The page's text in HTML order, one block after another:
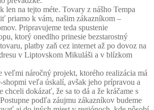
na tejto méte. Tovary z nášho Tempa
priamo k vám, našim zákazníkom –
Pripravujeme teda spustenie
ktorý onedlho prinesie bezstarostný
platby zaň cez internet až po dovoz na
v Liptovskom Mikuláši a v blízkom
náročný projekt, ktorého realizácia má
veľa úskalí, avšak jeho prípravou a
chceli dokázať, že sa to dá a že kráčame s
podľa záujmu zákazníkov budeme